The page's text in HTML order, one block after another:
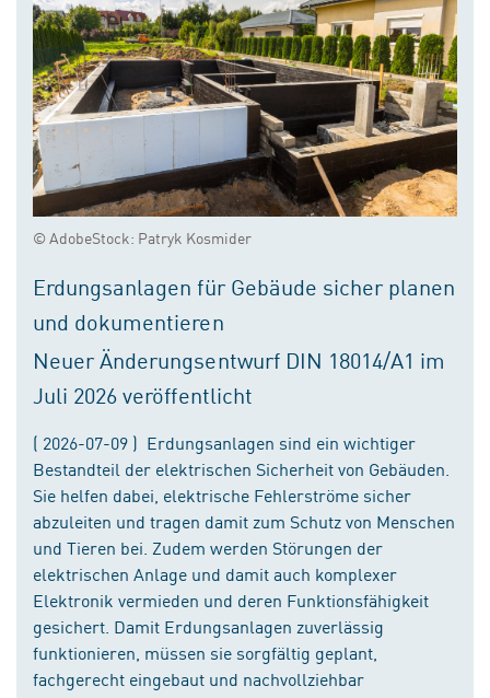
© AdobeStock: Patryk Kosmider
Erdungsanlagen für Gebäude sicher planen
und dokumentieren
Neuer Änderungsentwurf DIN 18014/A1 im
Juli 2026 veröffentlicht
( 2026-07-09 ) Erdungsanlagen sind ein wichtiger
Bestandteil der elektrischen Sicherheit von Gebäuden.
Sie helfen dabei, elektrische Fehlerströme sicher
abzuleiten und tragen damit zum Schutz von Menschen
und Tieren bei. Zudem werden Störungen der
elektrischen Anlage und damit auch komplexer
Elektronik vermieden und deren Funktionsfähigkeit
gesichert. Damit Erdungsanlagen zuverlässig
funktionieren, müssen sie sorgfältig geplant,
fachgerecht eingebaut und nachvollziehbar